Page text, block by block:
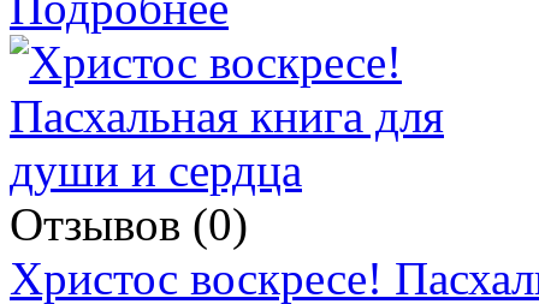
Отзывов (0)
Христос воскресе!